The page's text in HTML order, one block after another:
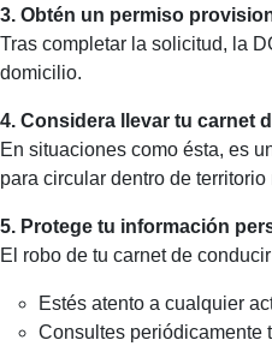
3. Obtén un permiso
Tras completar la solicitud, la
domicilio.
4. Considera llevar tu carnet
En situaciones como ésta, es
para circular dentro de
5. Protege tu información
El robo de tu carnet de
Estés atento a cualquier
Consultes periódicamente